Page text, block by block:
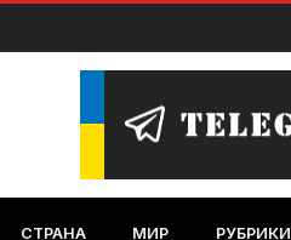
СТРАНА МИР РУБРИКИ